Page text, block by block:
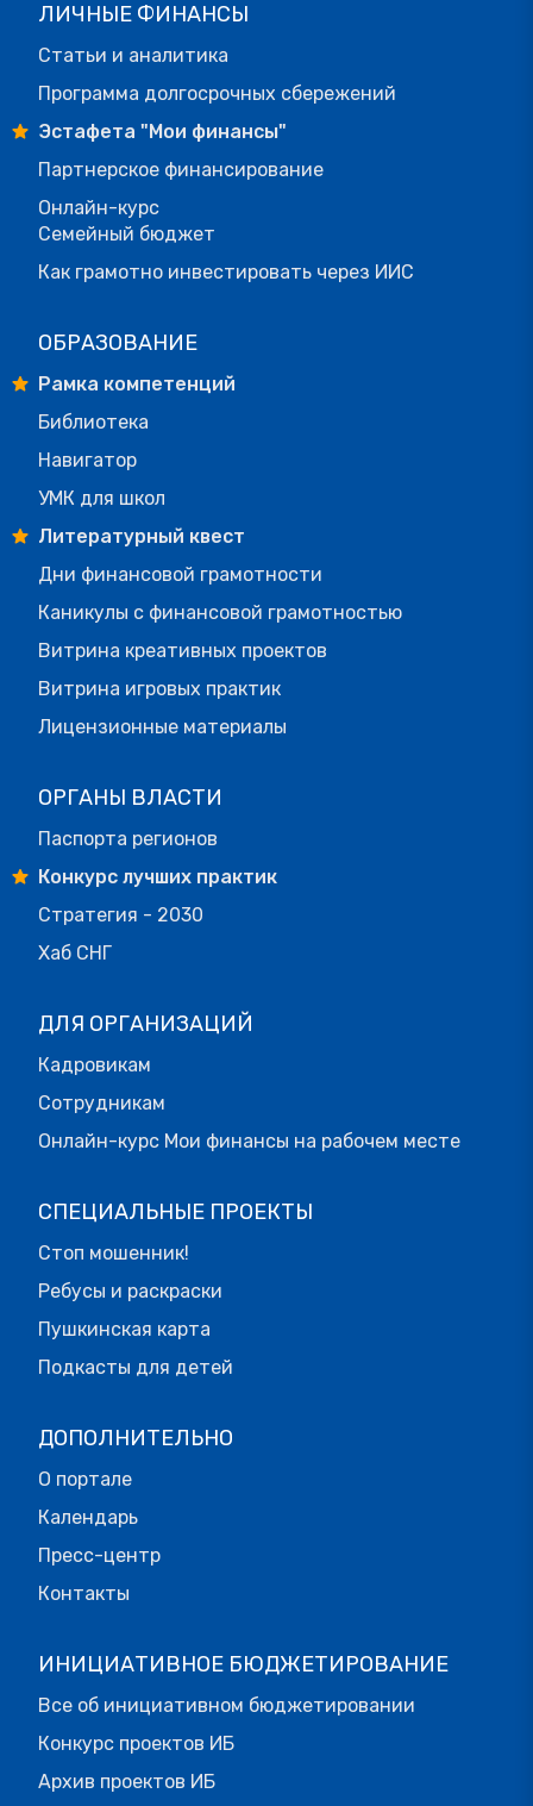
ЛИЧНЫЕ ФИНАНСЫ
Статьи и аналитика
Программа долгосрочных сбережений
Эстафета "Мои финансы"
Партнерское финансирование
Онлайн-курс
Семейный бюджет
Как грамотно инвестировать через ИИС
ОБРАЗОВАНИЕ
Рамка компетенций
Библиотека
Навигатор
УМК для школ
Литературный квест
Дни финансовой грамотности
Каникулы с финансовой грамотностью
Витрина креативных проектов
Витрина игровых практик
Лицензионные материалы
ОРГАНЫ ВЛАСТИ
Паспорта регионов
Конкурс лучших практик
Стратегия - 2030
Хаб СНГ
ДЛЯ ОРГАНИЗАЦИЙ
Кадровикам
Сотрудникам
Онлайн-курс Мои финансы на рабочем месте
СПЕЦИАЛЬНЫЕ ПРОЕКТЫ
Стоп мошенник!
Ребусы и раскраски
Пушкинская карта
Подкасты для детей
ДОПОЛНИТЕЛЬНО
О портале
Календарь
Пресс-центр
Контакты
ИНИЦИАТИВНОЕ БЮДЖЕТИРОВАНИЕ
Все об инициативном бюджетировании
Конкурс проектов ИБ
Архив проектов ИБ